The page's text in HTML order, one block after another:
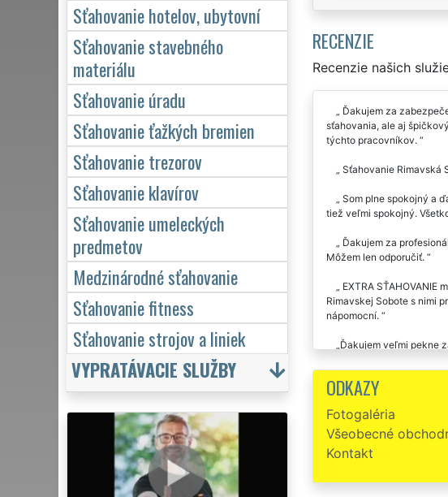
RECENZIE
Recenzie našich
Ďakujem za
sťahovania, ale aj
týchto pracovníkov.
Sťahovanie Rimavská
Som plne spokojný a
tiež veľmi spokojný.
Ďakujem za
Môžem len odporučiť.
EXTRA
Rimavskej Sobote s nimi
nápomocní.
Ďakujem veľmi pekne
škrabance. Všetko teda
o pracovníkov
Sťahovanie z
Precízni, slušní, milí a
ODKAZY
Fotogaléria
Všeobecné
Kontakt
Sťahovanie hotelov, ubytovní
Sťahovanie stavebného
materiálu
Sťahovanie úradu
Sťahovanie ťažkých bremien
Sťahovanie trezorov
Sťahovanie klavírov
Sťahovanie umeleckých
predmetov
Medzinárodné sťahovanie
Sťahovanie fitness
Sťahovanie strojov a liniek
VYPRATÁVACIE SLUŽBY